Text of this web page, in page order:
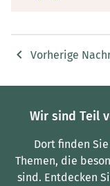
Vorherige
Wir sind Teil
Dort finden
Themen, die
sind. Entdecken